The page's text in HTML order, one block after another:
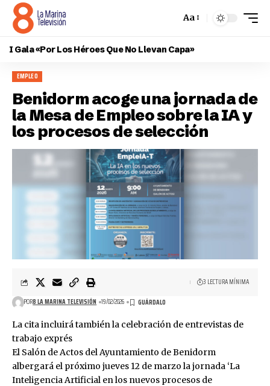
Aa
I Gala «Por Los Héroes Que No Llevan Capa»
EMPLEO
Benidorm acoge una jornada de
la Mesa de Empleo sobre la IA y
los procesos de selección
POR8 LA MARINA TELEVISIÓN 19/02/2026
3 LECTURA MÍNIMA
La cita incluirá también la celebración de entrevistas de
trabajo exprés
El Salón de Actos del Ayuntamiento de Benidorm
albergará el próximo jueves 12 de marzo la jornada ‘La
Inteligencia Artificial en los nuevos procesos de